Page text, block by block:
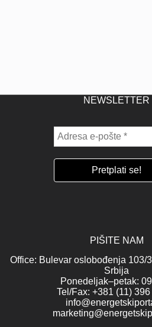
NEWSLETTER
PIŠITE NAM
Office: Bulevar oslobođenja 103/
Srbija
Ponedeljak–petak:
Tel/Fax: +381 (11)